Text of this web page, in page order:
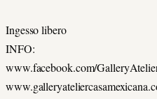
Ingesso libero
INFO:
www.facebook.com/